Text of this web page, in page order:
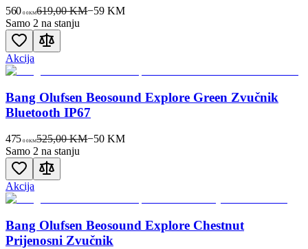
560 00KM619,00 KM−59 KM
Samo 2 na stanju
Akcija
Bang Olufsen Beosound Explore Green Zvučnik
Bluetooth IP67
475 00KM525,00 KM−50 KM
Samo 2 na stanju
Akcija
Bang Olufsen Beosound Explore Chestnut
Prijenosni Zvučnik